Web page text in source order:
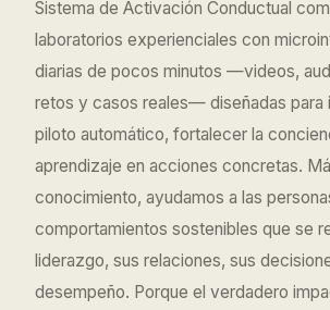
Sistema de Activación Conductual
laboratorios experienciales con
diarias de pocos minutos —videos,
retos y casos reales— diseñadas para
piloto automático, fortalecer la
aprendizaje en acciones concretas.
conocimiento, ayudamos a las
comportamientos sostenibles que se
liderazgo, sus relaciones, sus
desempeño. Porque el verdadero